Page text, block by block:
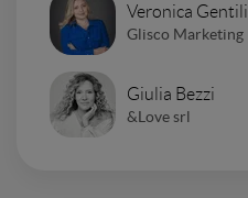
Veronica Gentili
Glisco Marketing
Giulia Bezzi
&Love srl